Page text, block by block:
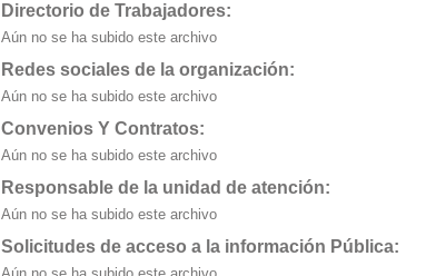
Directorio de Trabajadores:
Aún no se ha subido este archivo
Redes sociales de la organización:
Aún no se ha subido este archivo
Convenios Y Contratos:
Aún no se ha subido este archivo
Responsable de la unidad de atención:
Aún no se ha subido este archivo
Solicitudes de acceso a la información Pública: